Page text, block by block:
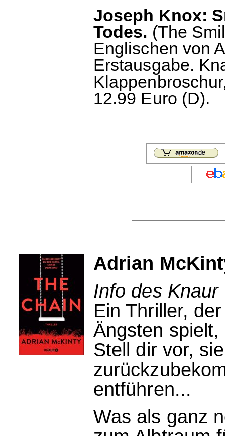
Joseph Knox:
Todes. (The
Englischen von
Erstausgabe.
12.99 Euro (D).
Adrian
Info des Knaur
Ein Thriller,
Ängsten
Stell dir vor,
entführen...
Was als ganz